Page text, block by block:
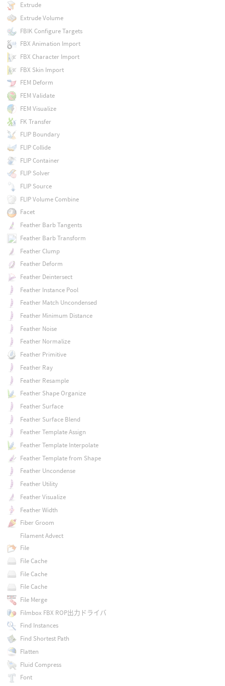
Extrude
Extrude Volume
FBIK Configure Targets
FBX Animation Import
FBX Character Import
FBX Skin Import
FEM Deform
FEM Validate
FEM Visualize
FK Transfer
FLIP Boundary
FLIP Collide
FLIP Container
FLIP Solver
FLIP Source
FLIP Volume Combine
Facet
Feather Barb Tangents
Feather Barb Transform
Feather Clump
Feather Deform
Feather Deintersect
Feather Instance Pool
Feather Match Uncondensed
Feather Minimum Distance
Feather Noise
Feather Normalize
Feather Primitive
Feather Ray
Feather Resample
Feather Shape Organize
Feather Surface
Feather Surface Blend
Feather Template Assign
Feather Template Interpolate
Feather Template from Shape
Feather Uncondense
Feather Utility
Feather Visualize
Feather Width
Fiber Groom
Filament Advect
File
File Cache
File Cache
File Cache
File Merge
Filmbox FBX ROP出力ドライバ
Find Instances
Find Shortest Path
Flatten
Fluid Compress
Font